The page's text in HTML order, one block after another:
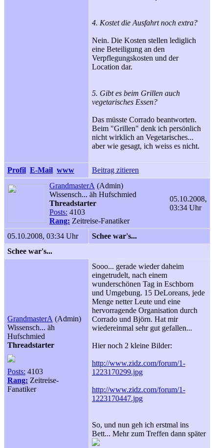
4. Kostet die Ausfahrt noch extra?
Nein. Die Kosten stellen lediglich
eine Beteiligung an den
Verpflegungskosten und der
Location dar.
5. Gibt es beim Grillen auch
vegetarisches Essen?
Das müsste Corrado beantworten.
Beim "Grillen" denk ich persönlich
nicht wirklich an Vegetarisches...
aber wie gesagt, ich weiss es nicht.
Profil E-Mail www
Beitrag zitieren
GrandmasterA (Admin)
Wissensch... äh Hufschmied
Threadstarter
Posts: 4103
Rang: Zeitreise-Fanatiker
05.10.2008,
03:34 Uhr
05.10.2008, 03:34 Uhr
Schee war's...
Schee war's...
GrandmasterA (Admin)
Wissensch... äh
Hufschmied
Threadstarter
Posts: 4103
Rang: Zeitreise-
Fanatiker
Sooo... gerade wieder daheim
eingetrudelt, nach einem
wunderschönen Tag in Eschborn
und Umgebung. 15 DeLoreans, jede
Menge netter Leute und eine
hervorragende Organisation durch
Corrado und Björn. Hat mir
wiedereinmal sehr gut gefallen...
Hier noch 2 kleine Bilder:
http://www.zidz.com/forum/1-
1223170299.jpg
http://www.zidz.com/forum/1-
1223170447.jpg
So, und nun geh ich erstmal ins
Bett... Mehr zum Treffen dann später